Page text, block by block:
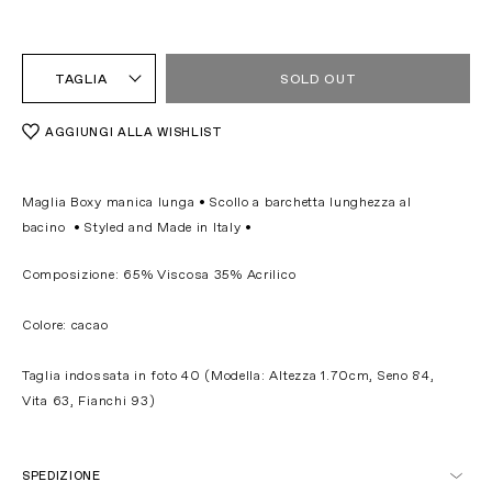
TAGLIA SOLD OUT
AGGIUNGI ALLA WISHLIST
Maglia Boxy manica lunga • Scollo a barchetta lunghezza al
bacino •Styled and Made in Italy •
Composizione: 65% Viscosa 35% Acrilico
Colore: cacao
Taglia indossata in foto 40 (Modella: Altezza 1.70cm, Seno 84,
Vita 63, Fianchi 93)
SPEDIZIONE